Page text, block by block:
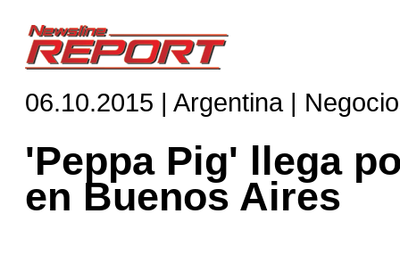
06.10.2015 | Argentina |
'Peppa Pig' llega
en Buenos Aires